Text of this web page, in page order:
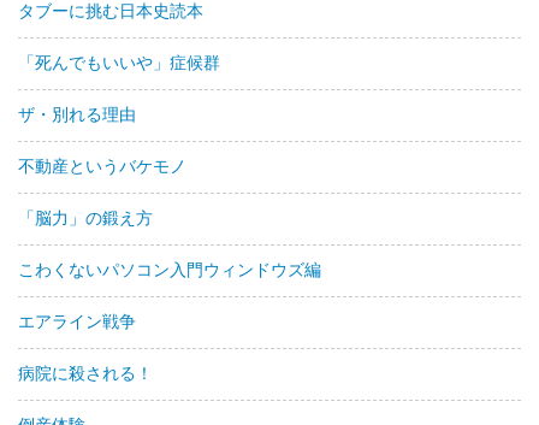
タブーに挑む日本史読本
「死んでもいいや」症候群
ザ・別れる理由
不動産というバケモノ
「脳力」の鍛え方
こわくないパソコン入門ウィンドウズ編
エアライン戦争
病院に殺される！